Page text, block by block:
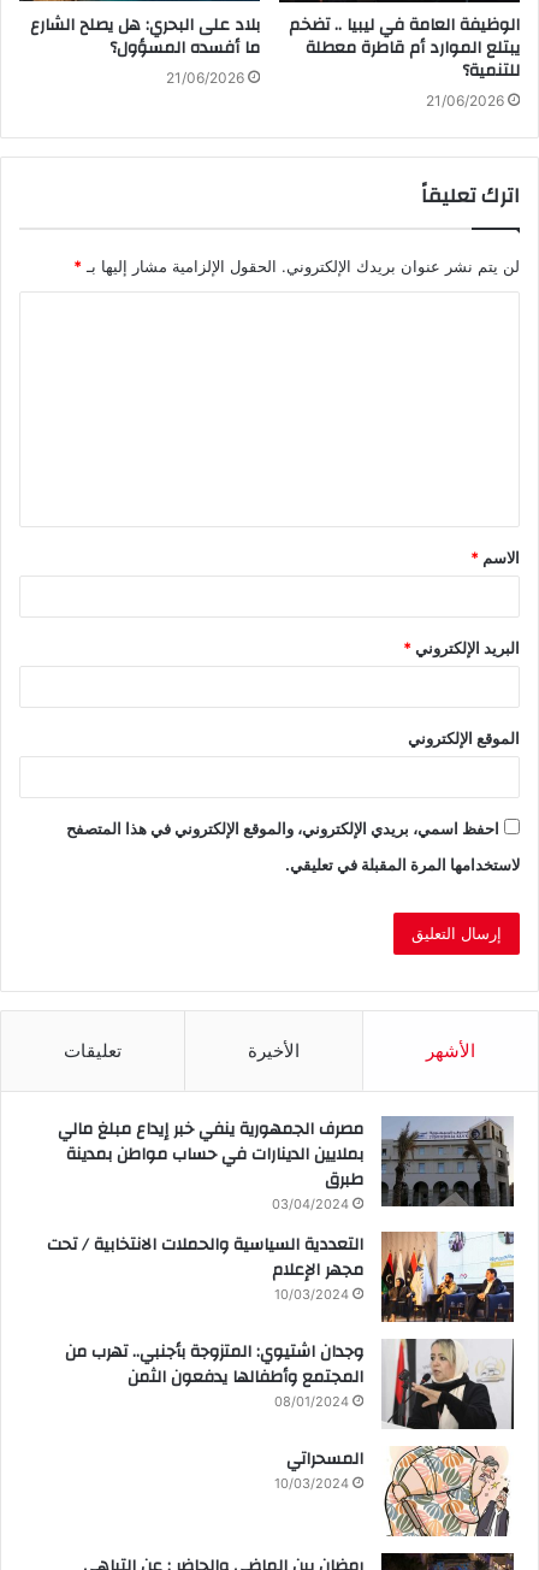
الوظيفة العامة في ليبيا .. تضخم
يبتلع الموارد أم قاطرة معطلة
للتنمية؟
21/06/2026
بلاد على البحري: هل يصلح الشارع
ما أفسده المسؤول؟
21/06/2026
اترك تعليقاً
لن يتم نشر عنوان بريدك الإلكتروني. الحقول الإلزامية مشار إليها بـ *
ق
*
الاسم *
البريد الإلكتروني*
الموقع الإلكتروني
احفظ اسمي، بريدي الإلكتروني، والموقع الإلكتروني في هذا المتصفح
لاستخدامها المرة المقبلة في تعليقي.
الأشهر الأخيرة تعليقات
مصرف الجمهورية ينفي خبر إيداع مبلغ مالي
بملايين الدينارات في حساب مواطن بمدينة
طبرق
03/04/2024
التعددية السياسية والحملات الانتخابية / تحت
مجهر الإعلام
10/03/2024
وجدان اشتيوي: المتزوجة بأجنبي.. تهرب من
المجتمع وأطفالها يدفعون الثمن
08/01/2024
المسحراتي
10/03/2024